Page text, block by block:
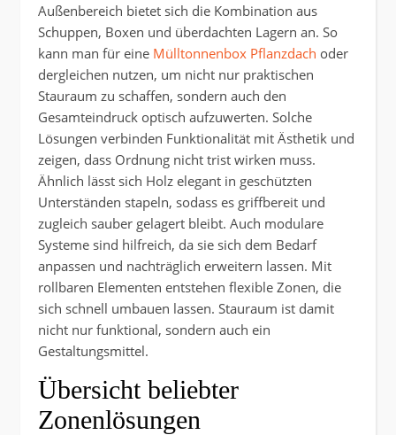
Außenbereich bietet sich die Kombination aus
Schuppen, Boxen und überdachten Lagern an. So
kann man für eine Mülltonnenbox Pflanzdach oder
dergleichen nutzen, um nicht nur praktischen
Stauraum zu schaffen, sondern auch den
Gesamteindruck optisch aufzuwerten. Solche
Lösungen verbinden Funktionalität mit Ästhetik und
zeigen, dass Ordnung nicht trist wirken muss.
Ähnlich lässt sich Holz elegant in geschützten
Unterständen stapeln, sodass es griffbereit und
zugleich sauber gelagert bleibt. Auch modulare
Systeme sind hilfreich, da sie sich dem Bedarf
anpassen und nachträglich erweitern lassen. Mit
rollbaren Elementen entstehen flexible Zonen, die
sich schnell umbauen lassen. Stauraum ist damit
nicht nur funktional, sondern auch ein
Gestaltungsmittel.
Übersicht beliebter
Zonenlösungen